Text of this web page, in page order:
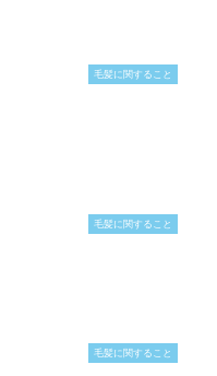
毛髪に関すること
毛髪に関すること
毛髪に関すること